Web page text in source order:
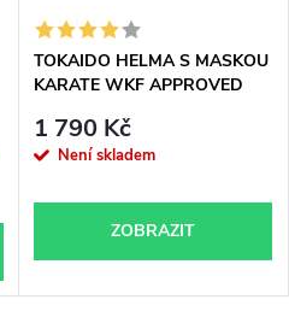
TOKAIDO HELMA S MASKOU
KARATE WKF APPROVED
1 790 Kč
Není skladem
ZOBRAZIT